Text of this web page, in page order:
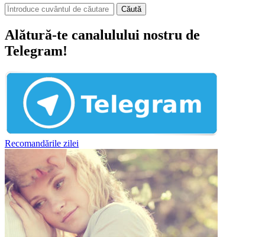
Căută
Alătură-te canalulului nostru de
Telegram!
Recomandările zilei